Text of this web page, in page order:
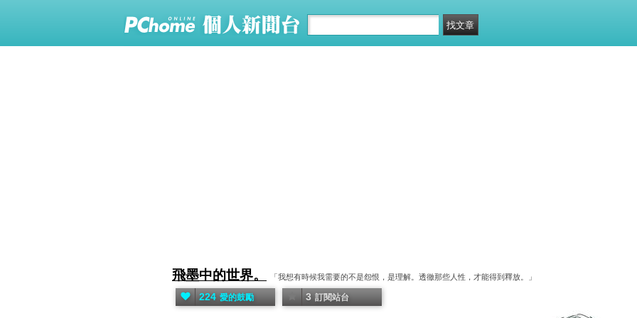
飛墨中的世界。 「我想有時候我需要的不是怨恨，是理解。透徹那些人性，才能得到釋放。」
224 愛的鼓勵 3 訂閱站台